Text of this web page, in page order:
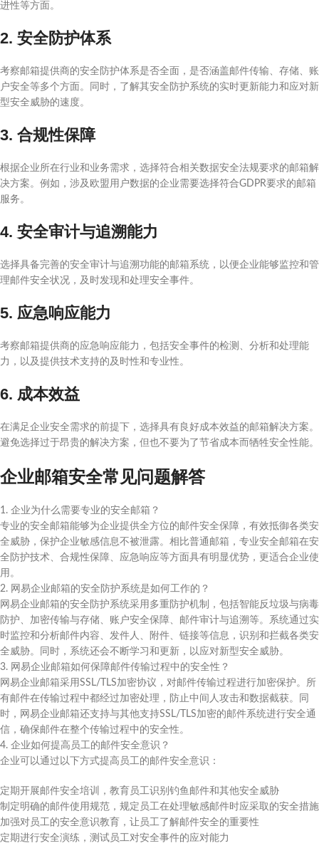
进性等方面。
2. 安全防护体系
考察邮箱提供商的安全防护体系是否全面，是否涵盖邮件传输、存储、账
户安全等多个方面。同时，了解其安全防护系统的实时更新能力和应对新
型安全威胁的速度。
3. 合规性保障
根据企业所在行业和业务需求，选择符合相关数据安全法规要求的邮箱解
决方案。例如，涉及欧盟用户数据的企业需要选择符合GDPR要求的邮箱
服务。
4. 安全审计与追溯能力
选择具备完善的安全审计与追溯功能的邮箱系统，以便企业能够监控和管
理邮件安全状况，及时发现和处理安全事件。
5. 应急响应能力
考察邮箱提供商的应急响应能力，包括安全事件的检测、分析和处理能
力，以及提供技术支持的及时性和专业性。
6. 成本效益
在满足企业安全需求的前提下，选择具有良好成本效益的邮箱解决方案。
避免选择过于昂贵的解决方案，但也不要为了节省成本而牺牲安全性能。
企业邮箱安全常见问题解答
1. 企业为什么需要专业的安全邮箱？
专业的安全邮箱能够为企业提供全方位的邮件安全保障，有效抵御各类安
全威胁，保护企业敏感信息不被泄露。相比普通邮箱，专业安全邮箱在安
全防护技术、合规性保障、应急响应等方面具有明显优势，更适合企业使
用。
2. 网易企业邮箱的安全防护系统是如何工作的？
网易企业邮箱的安全防护系统采用多重防护机制，包括智能反垃圾与病毒
防护、加密传输与存储、账户安全保障、邮件审计与追溯等。系统通过实
时监控和分析邮件内容、发件人、附件、链接等信息，识别和拦截各类安
全威胁。同时，系统还会不断学习和更新，以应对新型安全威胁。
3. 网易企业邮箱如何保障邮件传输过程中的安全性？
网易企业邮箱采用SSL/TLS加密协议，对邮件传输过程进行加密保护。所
有邮件在传输过程中都经过加密处理，防止中间人攻击和数据截获。同
时，网易企业邮箱还支持与其他支持SSL/TLS加密的邮件系统进行安全通
信，确保邮件在整个传输过程中的安全性。
4. 企业如何提高员工的邮件安全意识？
企业可以通过以下方式提高员工的邮件安全意识：
定期开展邮件安全培训，教育员工识别钓鱼邮件和其他安全威胁
制定明确的邮件使用规范，规定员工在处理敏感邮件时应采取的安全措施
加强对员工的安全意识教育，让员工了解邮件安全的重要性
定期进行安全演练，测试员工对安全事件的应对能力